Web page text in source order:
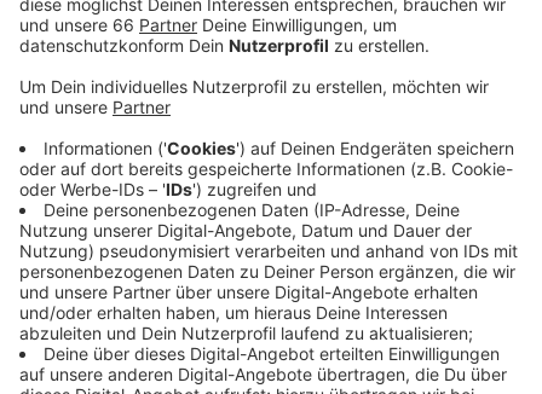
saniert.
Veröffentlicht:Montag, 15.02.2021 05:31
Anzeige
Im Bereich der Steinstraße wird von heute (15.
Februar) bis voraussichtlich Ende April gebaut. Von der
Kö ist dann keine Einfahrt in die Steinstraße möglich.
Es wird eine Umleitung über die Josephinen- und die
Blumenstraße geben. Die Bushaltestelle "Steinstraße"
wird für diese Zeit in den Bereich Königsallee/Ecke
Benrather Straße verlegt.